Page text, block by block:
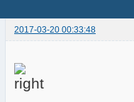
2017-03-20 00:33:48